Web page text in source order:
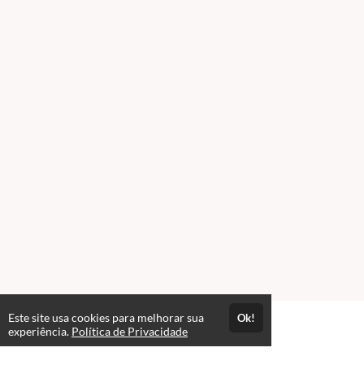
Atendimento
Este site usa cookies para melhorar sua
experiência. Política de Privacidade
Ok!